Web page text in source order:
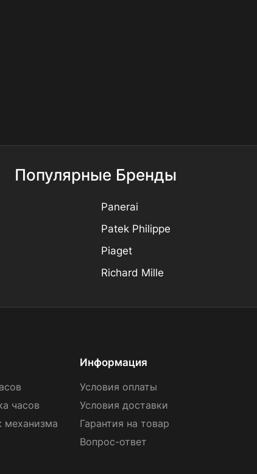
Популярные Бренды
Panerai
Patek Philippe
Piaget
Richard Mille
часов
механизма
Информация
Условия оплаты
Условия доставки
Гарантия на товар
Вопрос-ответ